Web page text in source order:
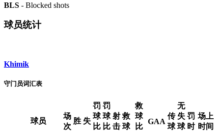
BLS - Blocked shots
球员统计
Khimik
守门员词汇表
球员
场
次
胜 失
罚
球
比
罚
球
比
射
击
救
球
救
球
比
GAA
传
球
无
失
球
罚
时
场上
时间